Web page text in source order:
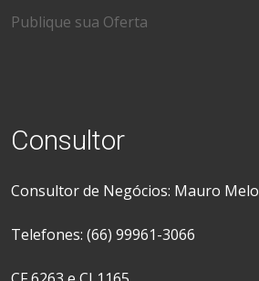
Publique sua Oferta
Consultor
Consultor de Negócios: Mauro Melo
Telefones: (66) 99961-3066